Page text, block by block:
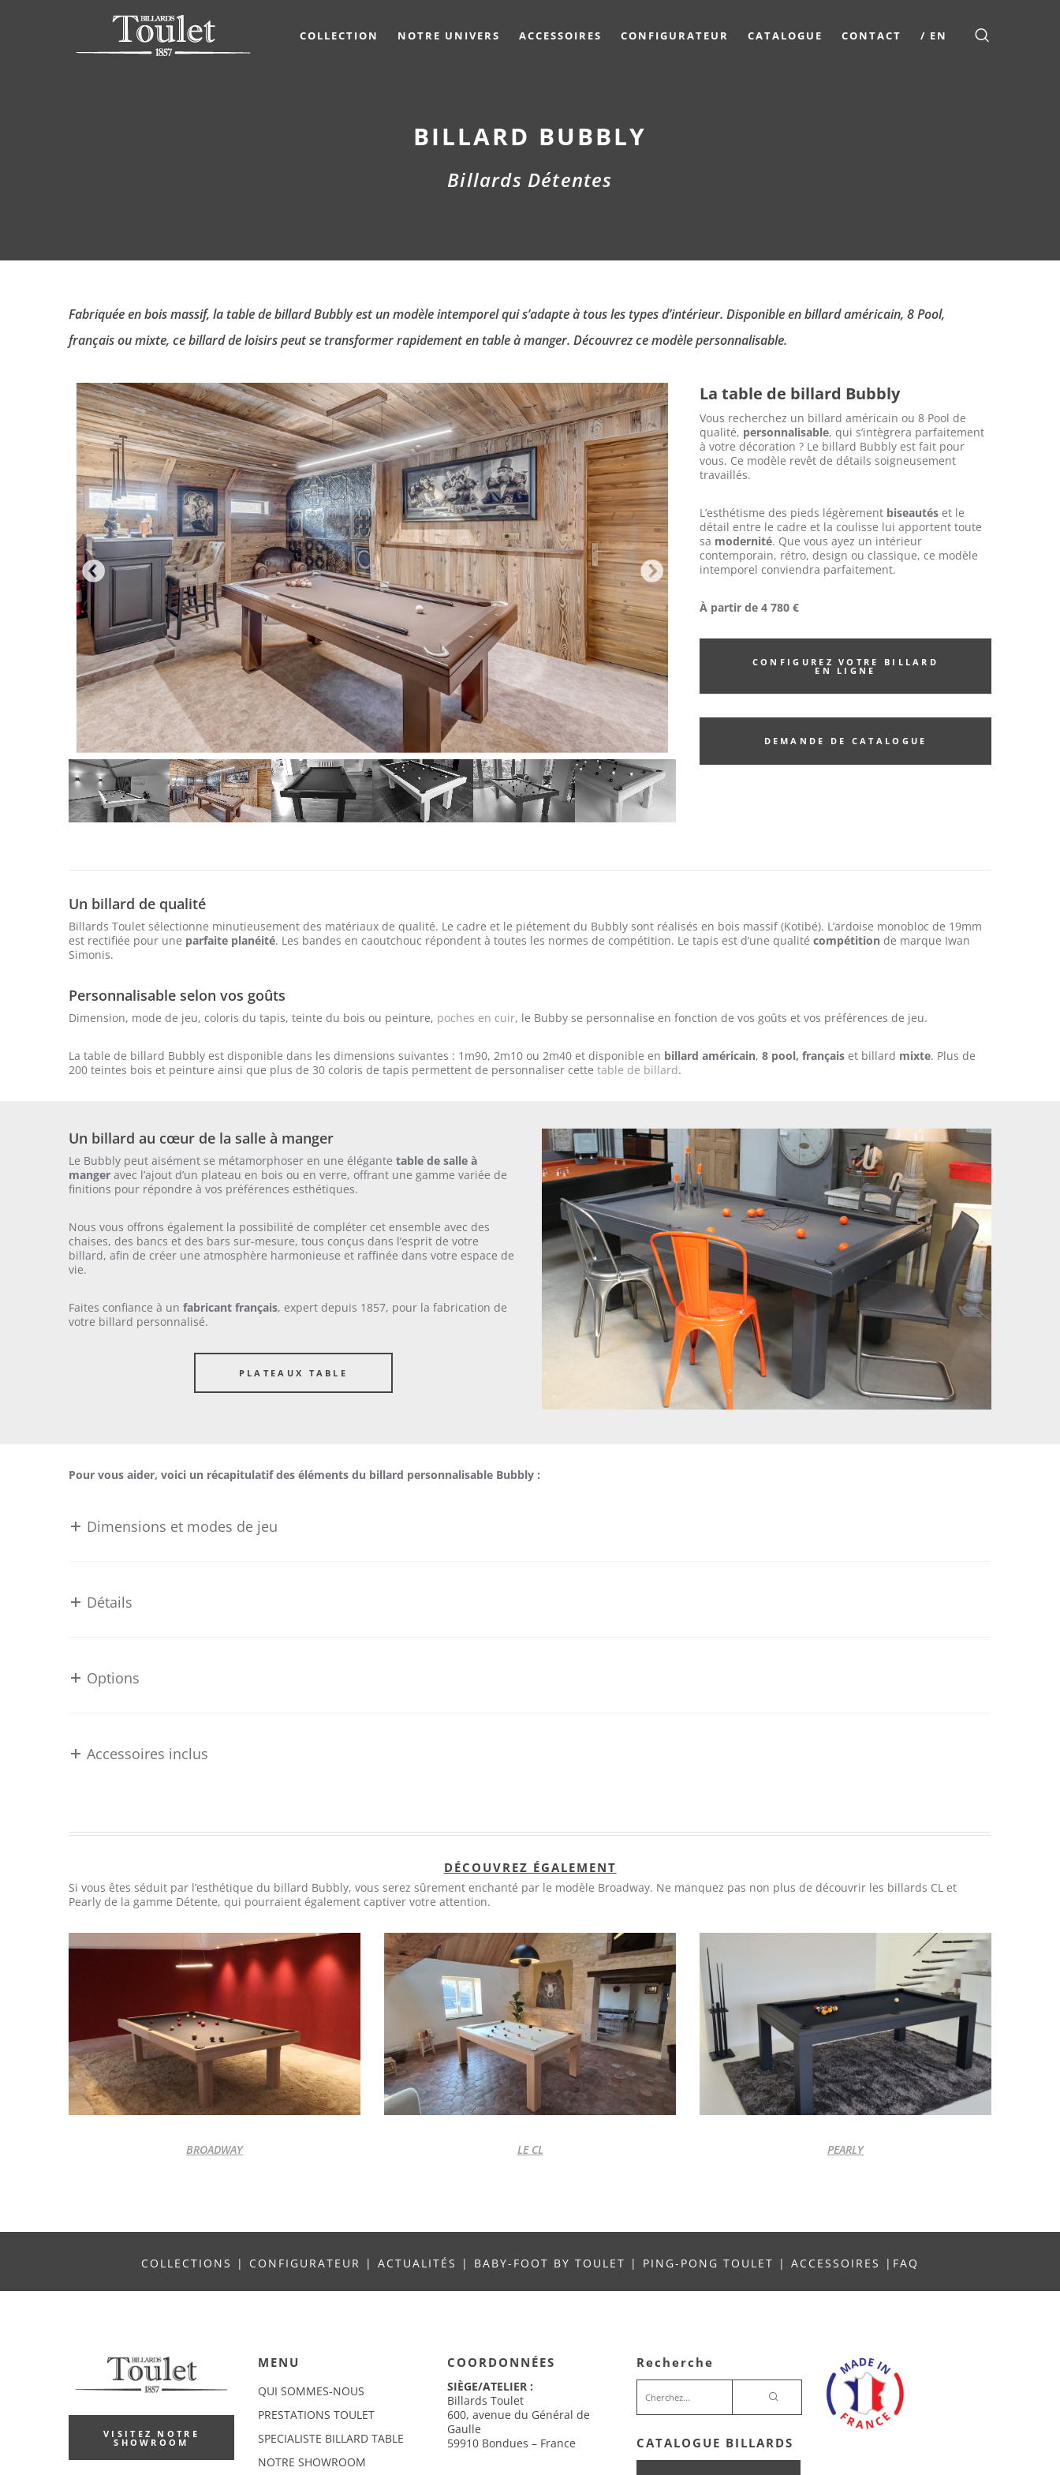
COLLECTION NOTRE UNIVERS ACCESSOIRES CONFIGURATEUR CATALOGUE CONTACT / EN
BILLARD BUBBLY
Billards Détentes
Fabriquée en bois massif, la table de billard Bubbly est un modèle intemporel qui s’adapte à tous les types d’intérieur. Disponible en billard américain, 8 Pool,
français ou mixte, ce billard de loisirs peut se transformer rapidement en table à manger. Découvrez ce modèle personnalisable.
PREVIOUS NEXT
La table de billard Bubbly
Vous recherchez un billard américain ou 8 Pool de
qualité, personnalisable, qui s’intègrera parfaitement
à votre décoration ? Le billard Bubbly est fait pour
vous. Ce modèle revêt de détails soigneusement
travaillés.
L’esthétisme des pieds légèrement biseautés et le
détail entre le cadre et la coulisse lui apportent toute
sa modernité. Que vous ayez un intérieur
contemporain, rétro, design ou classique, ce modèle
intemporel conviendra parfaitement.
À partir de 4 780 €
CONFIGUREZ VOTRE BILLARD
EN LIGNE
DEMANDE DE CATALOGUE
Un billard de qualité
Billards Toulet sélectionne minutieusement des matériaux de qualité. Le cadre et le piétement du Bubbly sont réalisés en bois massif (Kotibé). L’ardoise monobloc de 19mm
est rectifiée pour une parfaite planéité. Les bandes en caoutchouc répondent à toutes les normes de compétition. Le tapis est d’une qualité compétition de marque Iwan
Simonis.
Personnalisable selon vos goûts
Dimension, mode de jeu, coloris du tapis, teinte du bois ou peinture, poches en cuir, le Bubby se personnalise en fonction de vos goûts et vos préférences de jeu.
La table de billard Bubbly est disponible dans les dimensions suivantes : 1m90, 2m10 ou 2m40 et disponible en billard américain, 8 pool, français et billard mixte. Plus de
200 teintes bois et peinture ainsi que plus de 30 coloris de tapis permettent de personnaliser cette table de billard.
Un billard au cœur de la salle à manger
Le Bubbly peut aisément se métamorphoser en une élégante table de salle à
manger avec l’ajout d’un plateau en bois ou en verre, offrant une gamme variée de
finitions pour répondre à vos préférences esthétiques.
Nous vous offrons également la possibilité de compléter cet ensemble avec des
chaises, des bancs et des bars sur-mesure, tous conçus dans l’esprit de votre
billard, afin de créer une atmosphère harmonieuse et raffinée dans votre espace de
vie.
Faites confiance à un fabricant français, expert depuis 1857, pour la fabrication de
votre billard personnalisé.
PLATEAUX TABLE
Pour vous aider, voici un récapitulatif des éléments du billard personnalisable Bubbly :
Dimensions et modes de jeu
Détails
Options
Accessoires inclus
DÉCOUVREZ ÉGALEMENT
Si vous êtes séduit par l’esthétique du billard Bubbly, vous serez sûrement enchanté par le modèle Broadway. Ne manquez pas non plus de découvrir les billards CL et
Pearly de la gamme Détente, qui pourraient également captiver votre attention.
BROADWAY LE CL PEARLY
COLLECTIONS | CONFIGURATEUR | ACTUALITÉS | BABY-FOOT BY TOULET | PING-PONG TOULET | ACCESSOIRES | FAQ
VISITEZ NOTRE
SHOWROOM
MENU
QUI SOMMES-NOUS
PRESTATIONS TOULET
SPECIALISTE BILLARD TABLE
NOTRE SHOWROOM
COORDONNÉES
SIÈGE/ATELIER :
Billards Toulet
600, avenue du Général de
Gaulle
59910 Bondues – France
Recherche
CATALOGUE BILLARDS